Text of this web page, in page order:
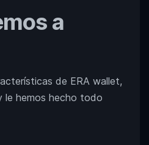
a
de ERA wallet,
le hemos hecho todo